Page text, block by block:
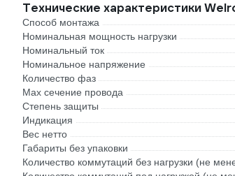
Технические характеристики
Способ монтажа
Номинальная мощность нагрузки
Номинальный ток
Номинальное напряжение
Количество фаз
Max сечение провода
Степень защиты
Индикация
Вес нетто
Габариты без упаковки
Количество коммутаций без нагрузки (не